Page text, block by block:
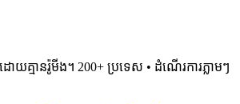
យគ្មានរ៉ូមីង។ 200+ ប្រទេស • ដំណើរការភ្លាមៗ